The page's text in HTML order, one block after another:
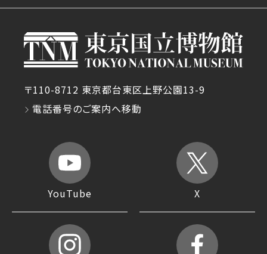
〒110-8712 東京都台東区上野公園13-9
電話番号のご案内へ移動
YouTube X